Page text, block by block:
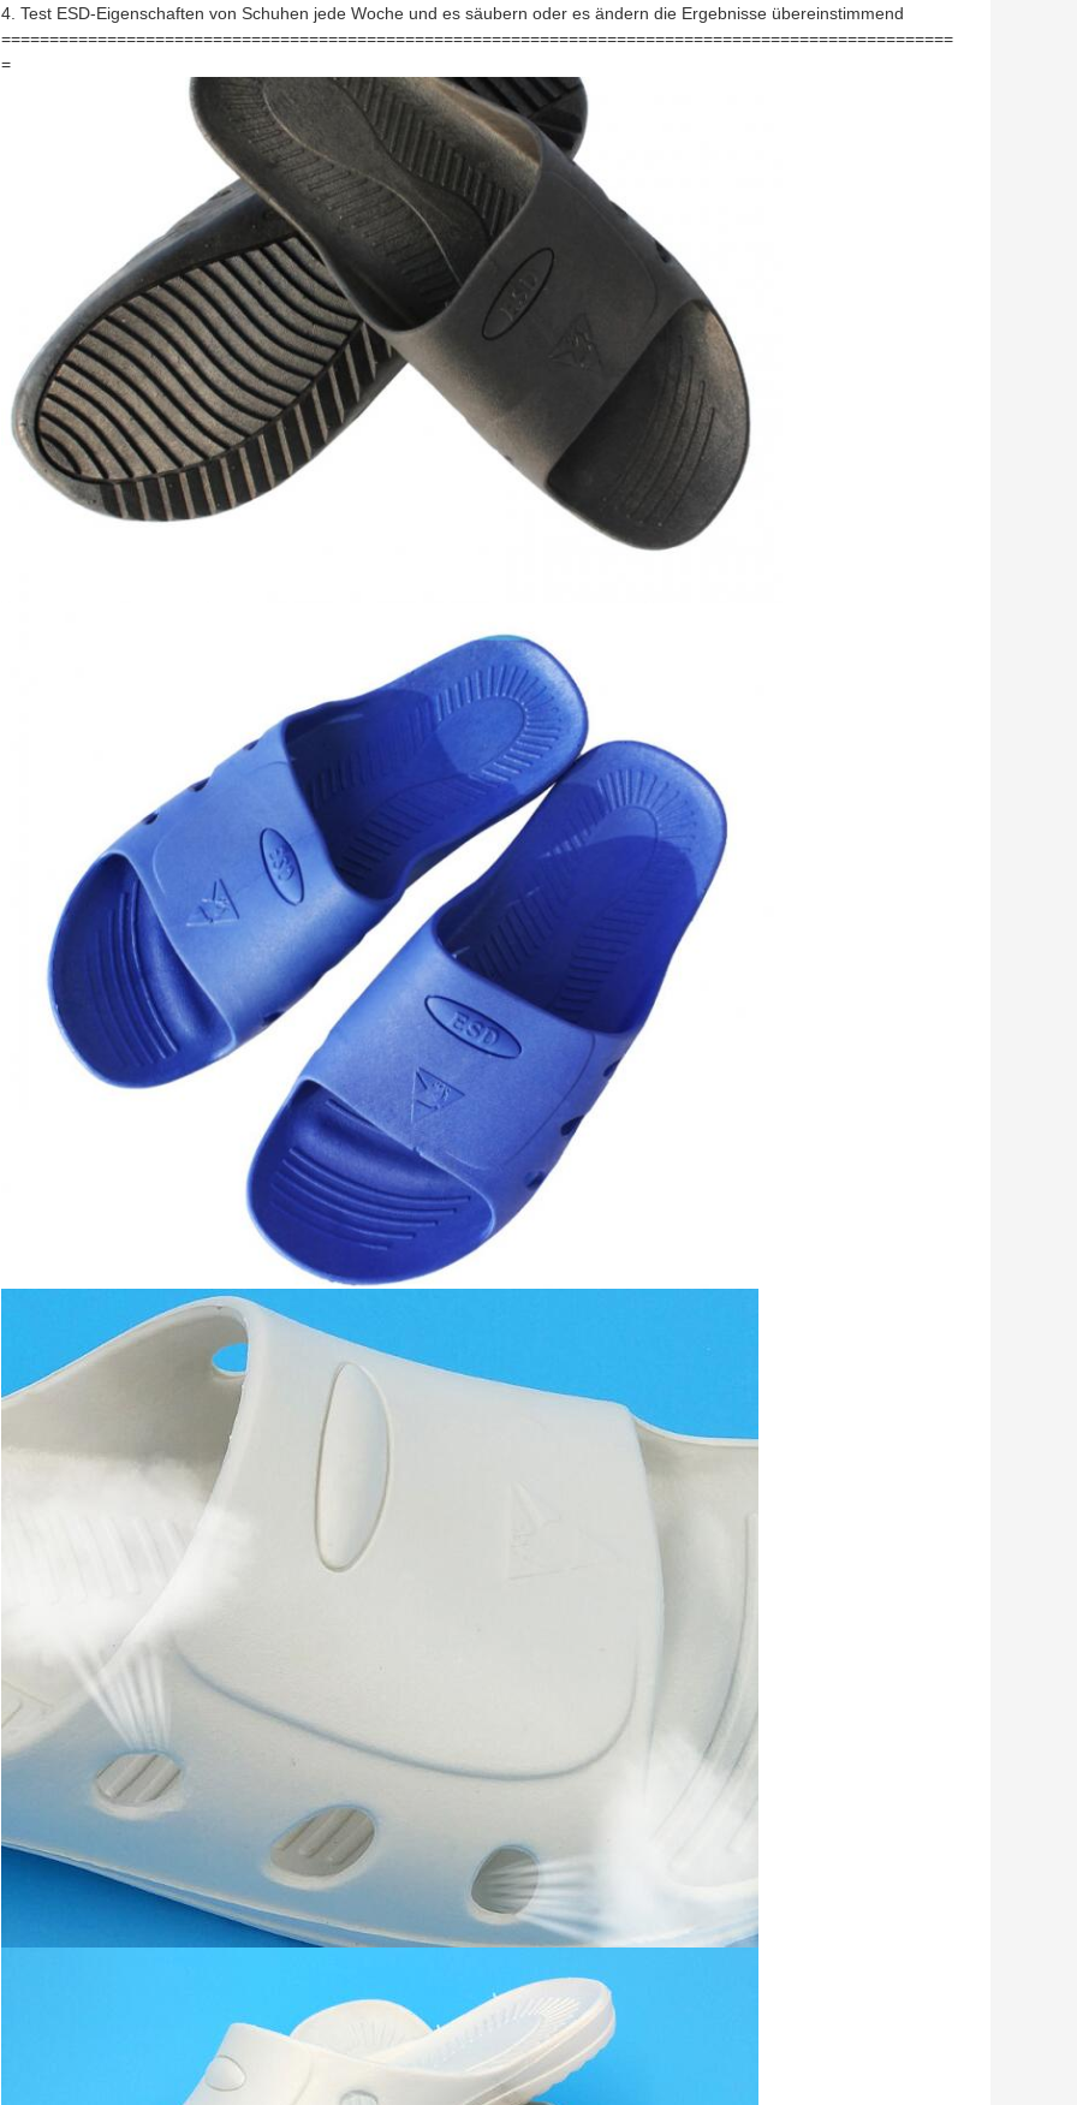
4. Test ESD-Eigenschaften von Schuhen jede Woche und es säubern oder es ändern die Ergebnisse übereinstimmend
===================================================================================================
=